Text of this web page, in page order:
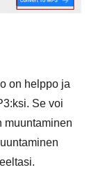
on helppo ja
Se voi
muuntaminen